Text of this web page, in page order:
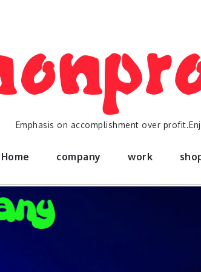
Emphasis on accomplishment over
Home company work